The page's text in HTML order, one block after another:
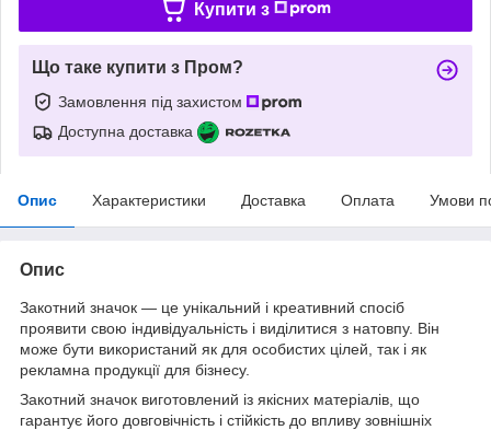
Купити з
Що таке купити з Пром?
Замовлення під захистом
Доступна доставка
Опис Характеристики Доставка Оплата Умови
Опис
Закотний значок — це унікальний і креативний спосіб
проявити свою індивідуальність і виділитися з натовпу. Він
може бути використаний як для особистих цілей, так і як
рекламна продукції для бізнесу.
Закотний значок виготовлений із якісних матеріалів, що
гарантує його довговічність і стійкість до впливу зовнішніх